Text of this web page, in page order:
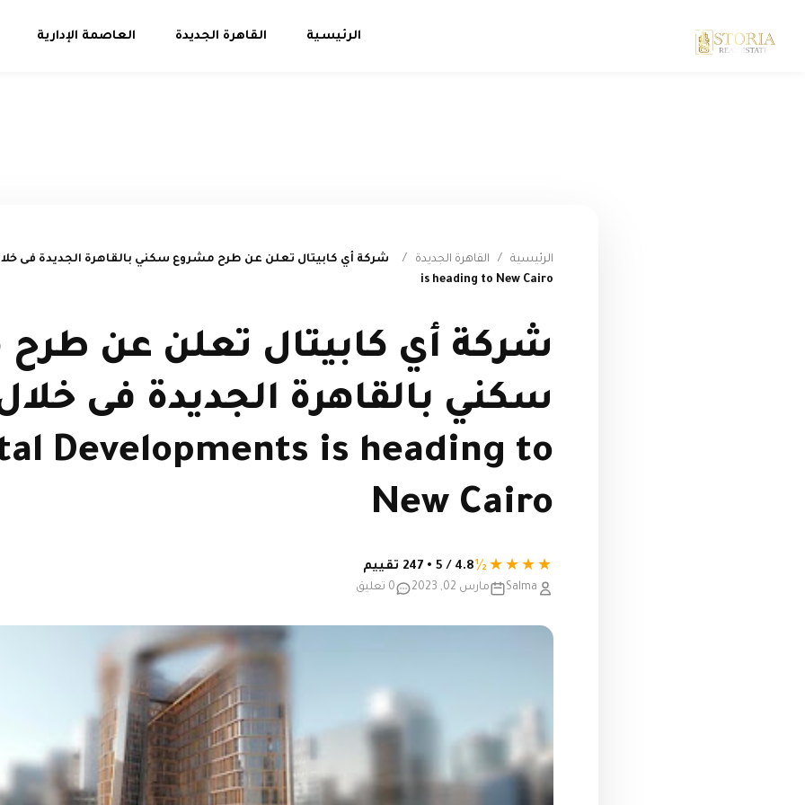
الرئيسية القاهرة الجديدة العاصمة الإدارية
الرئيسية / القاهرة الجديدة
/
is heading to New Cairo
شركة أي كابيتال تعلن عن
Developments is heading to
New Cairo
★★★★½4.8 / 5 • 247 تقييم
Salma مارس 02, 2023 0 تعليق